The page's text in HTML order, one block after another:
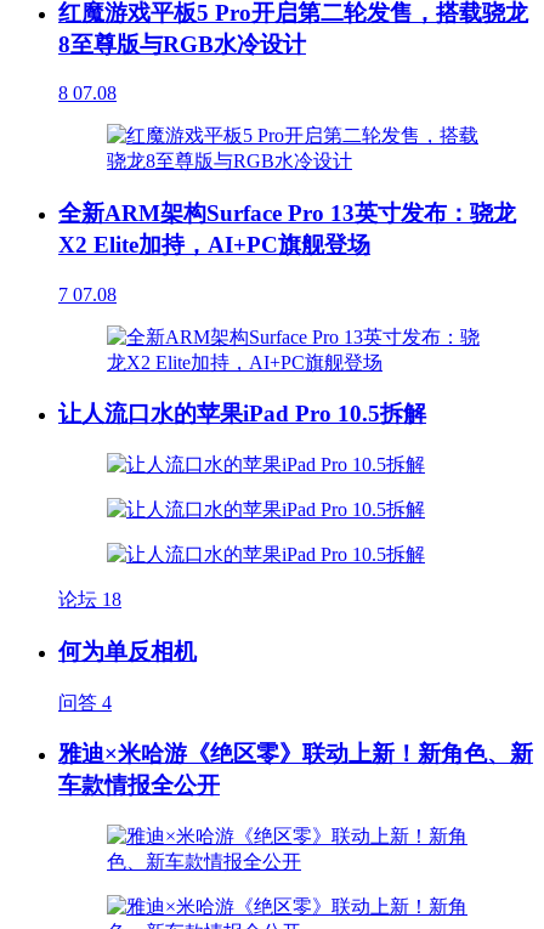
红魔游戏平板5 Pro开启第二轮发售，搭载骁龙
8至尊版与RGB水冷设计
8 07.08
全新ARM架构Surface Pro 13英寸发布：骁龙
X2 Elite加持，AI+PC旗舰登场
7 07.08
让人流口水的苹果iPad Pro 10.5拆解
论坛 18
何为单反相机
问答 4
雅迪×米哈游《绝区零》联动上新！新角色、新
车款情报全公开